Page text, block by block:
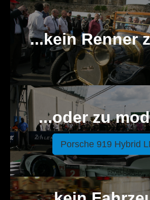
...kein Renner
...oder zu
Porsche 919 Hybrid